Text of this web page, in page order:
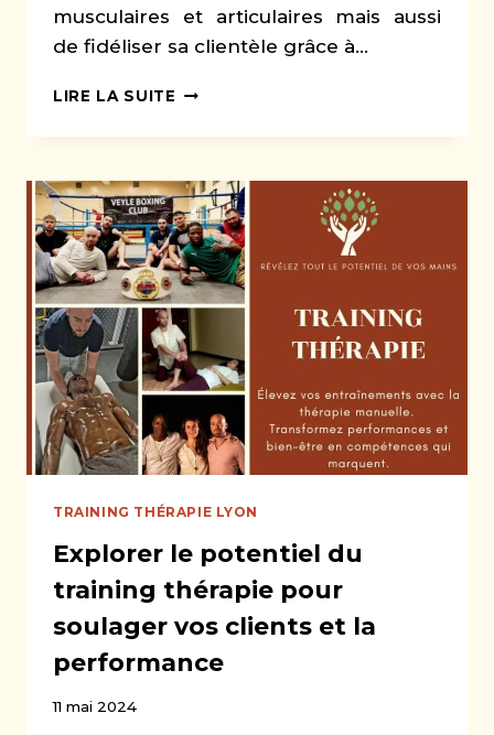
musculaires et articulaires mais aussi
de fidéliser sa clientèle grâce à…
LIRE LA SUITE COACH
:
COMPLÉMENTAIRE
POUR
UNE
PRATIQUE
PLUS
COMPLÈTE
TRAINING THÉRAPIE LYON
Explorer le potentiel du
training thérapie pour
soulager vos clients et la
performance
11 mai 2024